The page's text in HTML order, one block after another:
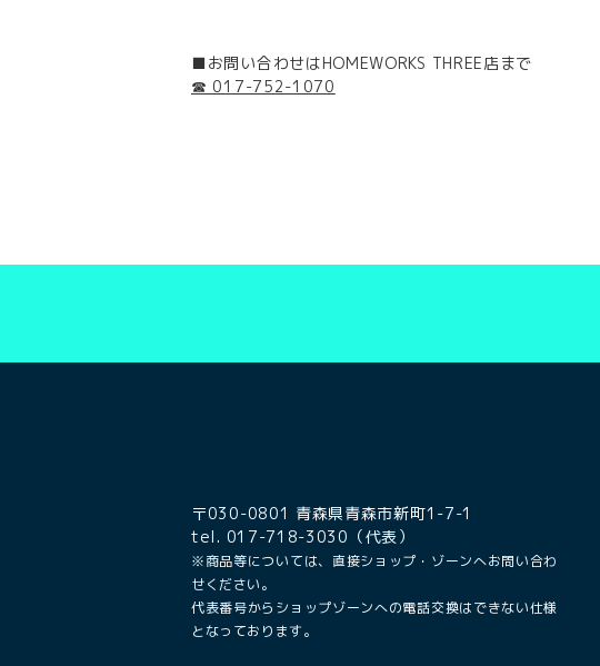
■お問い合わせはHOMEWORKS THREE店まで
☎ 017-752-1070
〒030-0801 青森県青森市新町1-7-1
tel. 017-718-3030（代表）
※商品等については、直接ショップ・ゾーンへお問い合わ
せください。
代表番号からショップゾーンへの電話交換はできない仕様
となっております。